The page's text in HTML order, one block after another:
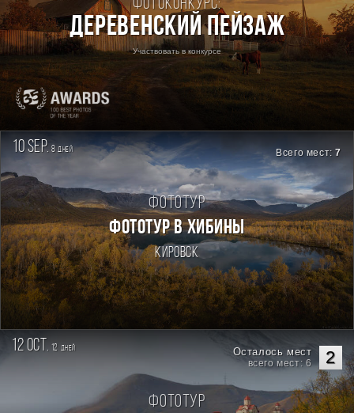
Фотоконкурс:
Деревенский пейзаж
Участвовать в конкурсе
10 sep. 8дней Всего мест:7
Фототур
ФОТОТУР В ХИБИНЫ
Кировск
12 oct. 12 дней 2
Осталось мест
всего мест: 6
Фототур